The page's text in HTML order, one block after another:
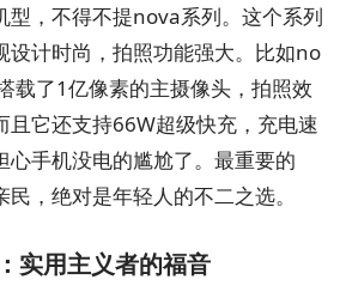
型，不得不提nova系列。这个系列
设计时尚，拍照功能强大。比如no
载了1亿像素的主摄像头，拍照效
且它还支持66W超级快充，充电速
心手机没电的尴尬了。最重要的
，绝对是年轻人的不二之选。
实用主义者的福音